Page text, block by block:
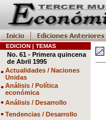
EDICION | TEMAS
No. 61 - Primera quincena
de Abril 1995
• Actualidades / Naciones
Unidas
• Análisis / Política
económica
• Análisis / Desarrollo
• Tendencias / Desarrollo